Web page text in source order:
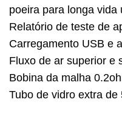
poeira para longa vida
Relatório de teste de
Carregamento USB e
Fluxo de ar superior e
Bobina da malha
Tubo de vidro extra de